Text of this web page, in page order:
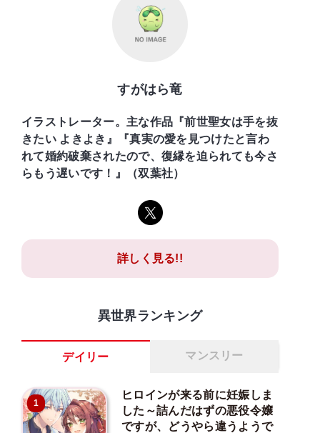
すがはら竜
イラストレーター。主な作品『前世聖女は手を抜
きたい よきよき』『真実の愛を見つけたと言わ
れて婚約破棄されたので、復縁を迫られても今さ
らもう遅いです！』（双葉社）
詳しく見る!!
異世界ランキング
デイリー マンスリー
1
ヒロインが来る前に妊娠しま
した～詰んだはずの悪役令嬢
ですが、どうやら違うようで